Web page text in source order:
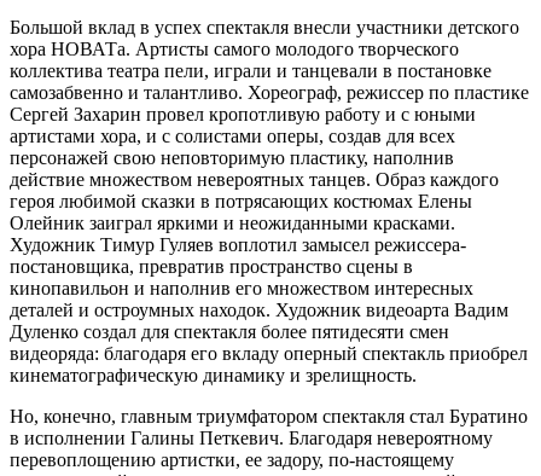
Большой вклад в успех спектакля внесли участники детского
хора НОВАТа. Артисты самого молодого творческого
коллектива театра пели, играли и танцевали в постановке
самозабвенно и талантливо. Хореограф, режиссер по пластике
Сергей Захарин провел кропотливую работу и с юными
артистами хора, и с солистами оперы, создав для всех
персонажей свою неповторимую пластику, наполнив
действие множеством невероятных танцев. Образ каждого
героя любимой сказки в потрясающих костюмах Елены
Олейник заиграл яркими и неожиданными красками.
Художник Тимур Гуляев воплотил замысел режиссера-
постановщика, превратив пространство сцены в
кинопавильон и наполнив его множеством интересных
деталей и остроумных находок. Художник видеоарта Вадим
Дуленко создал для спектакля более пятидесяти смен
видеоряда: благодаря его вкладу оперный спектакль приобрел
кинематографическую динамику и зрелищность.
Но, конечно, главным триумфатором спектакля стал Буратино
в исполнении Галины Петкевич. Благодаря невероятному
перевоплощению артистки, ее задору, по-настоящему